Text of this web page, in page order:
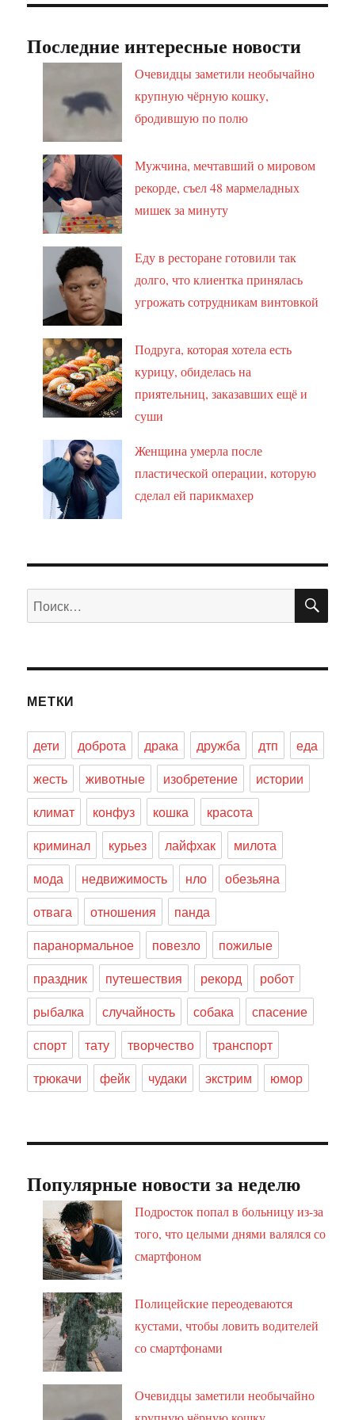
Последние интересные новости
Очевидцы заметили необычайно
крупную чёрную кошку,
бродившую по полю
Мужчина, мечтавший о мировом
рекорде, съел 48 мармеладных
мишек за минуту
Еду в ресторане готовили так
долго, что клиентка принялась
угрожать сотрудникам винтовкой
Подруга, которая хотела есть
курицу, обиделась на
приятельниц, заказавших ещё и
суши
Женщина умерла после
пластической операции, которую
сделал ей парикмахер
Искать:
МЕТКИ
дети доброта драка дружба дтп
еда
жесть
животные изобретение
истории
климат
конфуз кошка
красота
криминал
курьез лайфхак
милота
мода
недвижимость нло
обезьяна
отвага
отношения
панда
паранормальное
повезло
пожилые
праздник
путешествия рекорд
робот
рыбалка
случайность собака
спасение
спорт
тату творчество
транспорт
трюкачи
фейк чудаки экстрим юмор
Популярные новости за неделю
Подросток попал в больницу из-за
того, что целыми днями валялся со
смартфоном
Полицейские переодеваются
кустами, чтобы ловить водителей
со смартфонами
Очевидцы заметили необычайно